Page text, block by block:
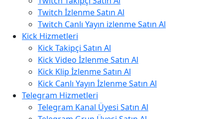
Twitch İzlenme Satın Al
Twitch Canlı Yayın izlenme Satın Al
Kick Hizmetleri
Kick Takipçi Satın Al
Kick Video İzlenme Satın Al
Kick Klip İzlenme Satın Al
Kick Canlı Yayın İzlenme Satın Al
Telegram Hizmetleri
Telegram Kanal Üyesi Satın Al